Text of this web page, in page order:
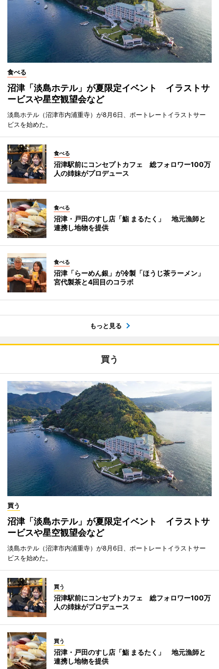
食べる
沼津「淡島ホテル」が夏限定イベント イラストサ
ービスや星空観望会など
淡島ホテル（沼津市内浦重寺）が8月6日、ポートレートイラストサー
ビスを始めた。
食べる
沼津駅前にコンセプトカフェ 総フォロワー100万
人の姉妹がプロデュース
食べる
沼津・戸田のすし店「鮨 まるたく」 地元漁師と
連携し地物を提供
食べる
沼津「らーめん銀」が冷製「ほうじ茶ラーメン」
宮代製茶と4回目のコラボ
もっと見る
買う
買う
沼津「淡島ホテル」が夏限定イベント イラストサ
ービスや星空観望会など
淡島ホテル（沼津市内浦重寺）が8月6日、ポートレートイラストサー
ビスを始めた。
買う
沼津駅前にコンセプトカフェ 総フォロワー100万
人の姉妹がプロデュース
買う
沼津・戸田のすし店「鮨 まるたく」 地元漁師と
連携し地物を提供